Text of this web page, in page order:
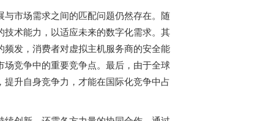
市场需求之间的匹配问题仍然存在。随
术能力，以适应未来的数字化需求。其
发，消费者对虚拟主机服务商的安全能
竞争中的重要竞争点。最后，由于全球
升自身竞争力，才能在国际化竞争中占